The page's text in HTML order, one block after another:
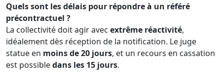
Quels sont les délais pour répondre à un référé
précontractuel ?
La collectivité doit agir avec extrême réactivité,
idéalement dès réception de la notification. Le juge
statue en moins de 20 jours, et un recours en cassation
est possibledans les 15 jours.